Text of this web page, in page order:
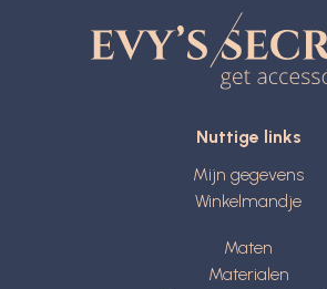
Nuttige links
Mijn gegevens
Winkelmandje
Maten
Materialen